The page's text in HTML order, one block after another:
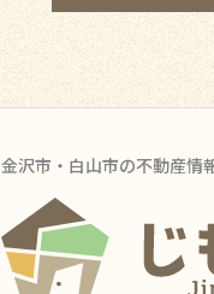
金沢市・白山市の不動産情